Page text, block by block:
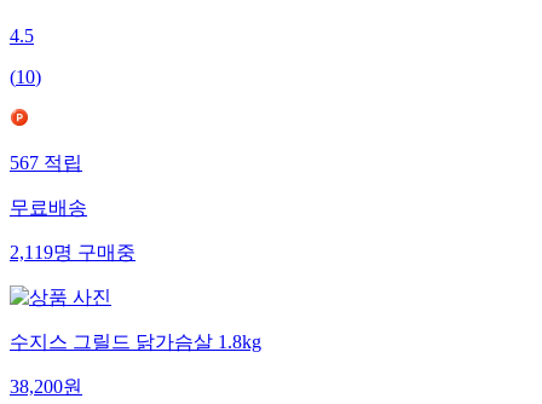
4.5
(10)
567적립
무료배송
2,119명구매중
수지스 그릴드 닭가슴살 1.8kg
38,200원